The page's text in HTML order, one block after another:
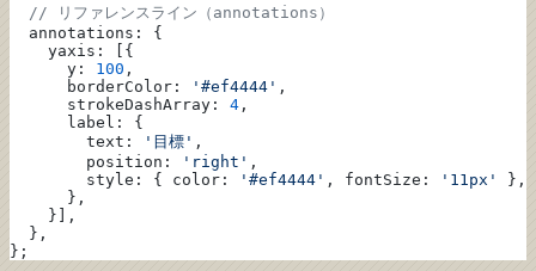
  // リファレンスライン（annotations）
  annotations: {
    yaxis: [{
      y:
100 ,
      borderColor:
'#ef4444' ,
      strokeDashArray:
4 ,
      label: {
        text:
'目標' ,
        position:
'right' ,
        style: { color:
'#ef4444' , fontSize: '11px'
},
      },
    }],
  },
};